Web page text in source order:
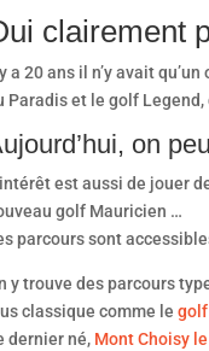
clairement
a 20 ans il n’y avait
Paradis et le golf
on
est aussi de jouer
golf Mauricien …
parcours sont
y trouve des parcours
classique comme le
dernier né, Mont Choisy